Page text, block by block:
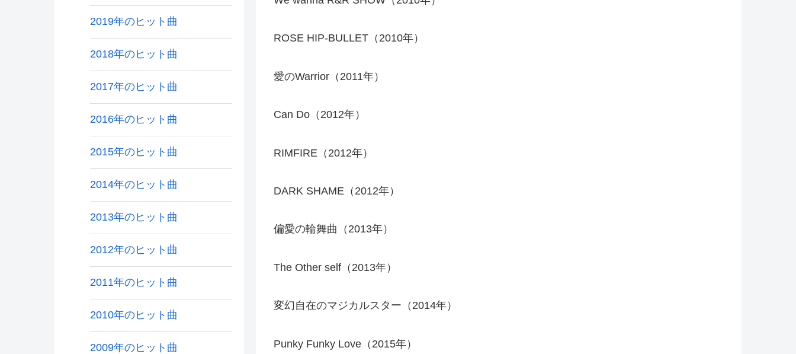
ROSE HIP-BULLET（2010年）
愛のWarrior（2011年）
Can Do（2012年）
RIMFIRE（2012年）
DARK SHAME（2012年）
偏愛の輪舞曲（2013年）
The Other self（2013年）
変幻自在のマジカルスター（2014年）
Punky Funky Love（2015年）
2019年のヒット曲
2018年のヒット曲
2017年のヒット曲
2016年のヒット曲
2015年のヒット曲
2014年のヒット曲
2013年のヒット曲
2012年のヒット曲
2011年のヒット曲
2010年のヒット曲
2009年のヒット曲